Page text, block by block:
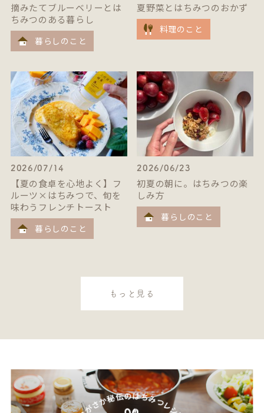
摘みたてブルーベリーとは
ちみつのある暮らし
暮らしのこと
夏野菜とはちみつのおかず
料理のこと
2026/07/14
【夏の食卓を心地よく】フ
ルーツ×はちみつで、旬を
味わうフレンチトースト
暮らしのこと
2026/06/23
初夏の朝に。はちみつの楽
しみ方
暮らしのこと
もっと見る